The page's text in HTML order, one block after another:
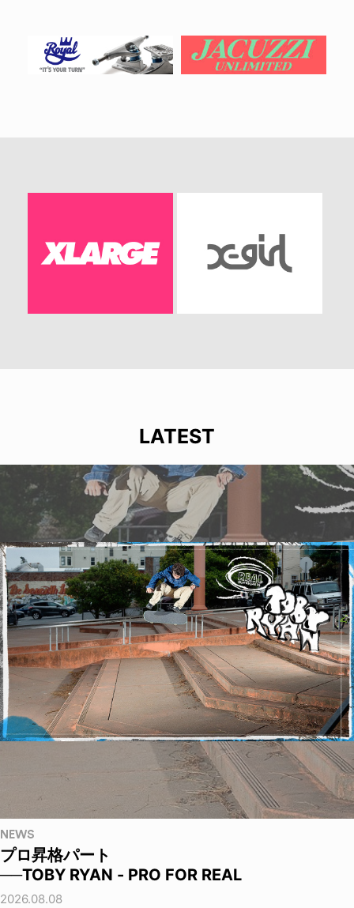
LATEST
NEWS
プロ昇格パート
──TOBY RYAN - PRO FOR REAL
2026.08.08